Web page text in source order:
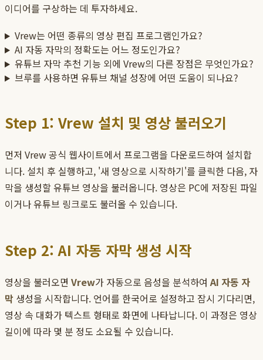
이디어를 구상하는 데 투자하세요.
Vrew는 어떤 종류의 영상 편집 프로그램인가요?
AI 자동 자막의 정확도는 어느 정도인가요?
유튜브 자막 추천 기능 외에 Vrew의 다른 장점은 무엇인가요?
브루를 사용하면 유튜브 채널 성장에 어떤 도움이 되나요?
Step 1: Vrew 설치 및 영상 불러오기
먼저 Vrew 공식 웹사이트에서 프로그램을 다운로드하여 설치합
니다. 설치 후 실행하고, '새 영상으로 시작하기'를 클릭한 다음, 자
막을 생성할 유튜브 영상을 불러옵니다. 영상은 PC에 저장된 파일
이거나 유튜브 링크로도 불러올 수 있습니다.
Step 2: AI 자동 자막 생성 시작
영상을 불러오면 Vrew가 자동으로 음성을 분석하여AI 자동 자
막 생성을 시작합니다. 언어를 한국어로 설정하고 잠시 기다리면,
영상 속 대화가 텍스트 형태로 화면에 나타납니다. 이 과정은 영상
길이에 따라 몇 분 정도 소요될 수 있습니다.